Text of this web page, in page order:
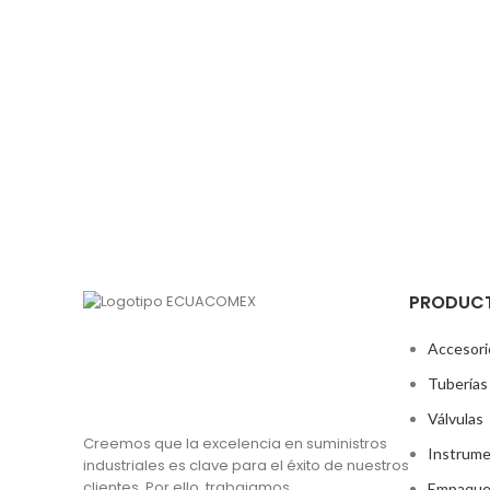
Creemos que la excelencia en suministros
industriales es clave para el éxito de nuestros
Tuberías
Válvulas